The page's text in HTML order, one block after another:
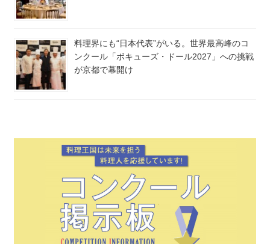
料理界にも“日本代表”がいる。世界最高峰のコ
ンクール「ボキューズ・ドール2027」への挑戦
が京都で幕開け